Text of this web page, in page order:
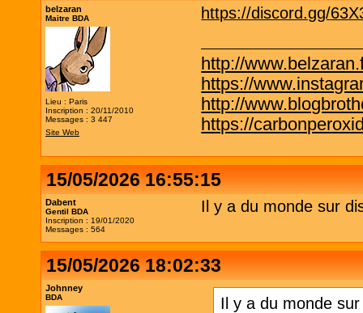
belzaran
Maitre BDA
Lieu : Paris
Inscription : 20/11/2010
Messages : 3 447
Site Web
https://discord.gg/
http://
https://
http://
https://
15/05/2026 16:55:15
Dabent
Gentil BDA
Inscription : 19/01/2020
Messages : 564
Il y a du monde sur
15/05/2026 18:02:33
Johnney
BDA Il y a du monde